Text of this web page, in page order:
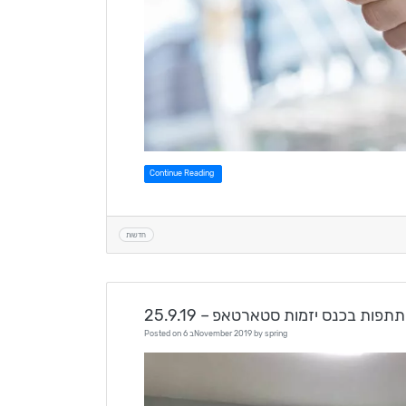
Continue Reading
חדשות
– השתתפות בכנס יזמות סטארטאפ
Posted on 6 בNovember 2019byspring